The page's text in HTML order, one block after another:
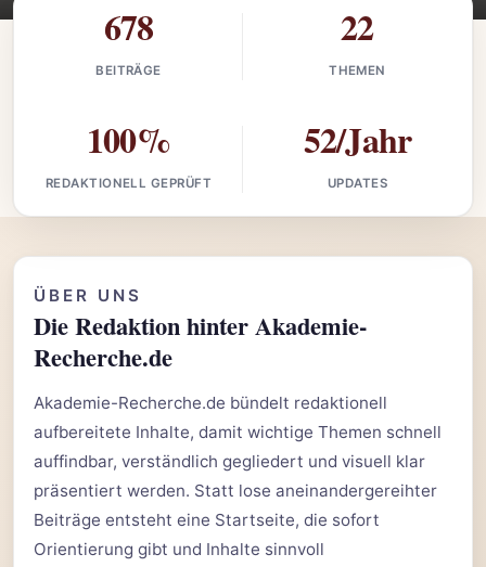
678
BEITRÄGE
22
THEMEN
100%
REDAKTIONELL GEPRÜFT
52/Jahr
UPDATES
ÜBER UNS
Die Redaktion hinter Akademie-
Recherche.de
Akademie-Recherche.de bündelt redaktionell
aufbereitete Inhalte, damit wichtige Themen schnell
auffindbar, verständlich gegliedert und visuell klar
präsentiert werden. Statt lose aneinandergereihter
Beiträge entsteht eine Startseite, die sofort
Orientierung gibt und Inhalte sinnvoll